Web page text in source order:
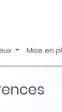
Mise en